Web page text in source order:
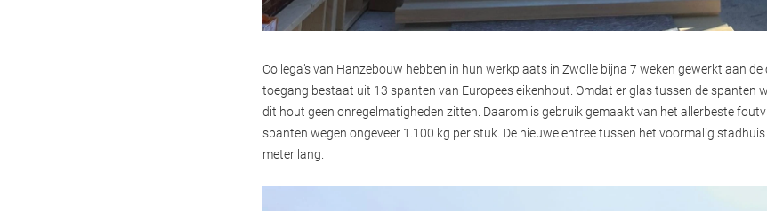
Collega’s van Hanzebouw hebben in hun werkplaats in Zwolle bijna 7 weken gewerkt aan
toegang bestaat uit 13 spanten van Europees eikenhout. Omdat er glas tussen de spanten
dit hout geen onregelmatigheden zitten. Daarom is gebruik gemaakt van het allerbeste
spanten wegen ongeveer 1.100 kg per stuk. De nieuwe entree tussen het voormalig
meter lang.